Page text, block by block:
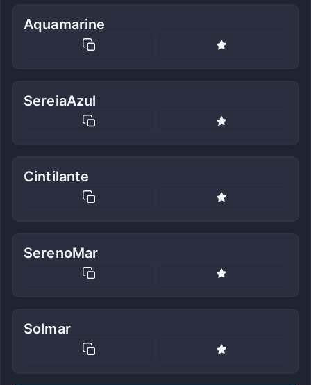
Aquamarine
SereiaAzul
Cintilante
SerenoMar
Solmar